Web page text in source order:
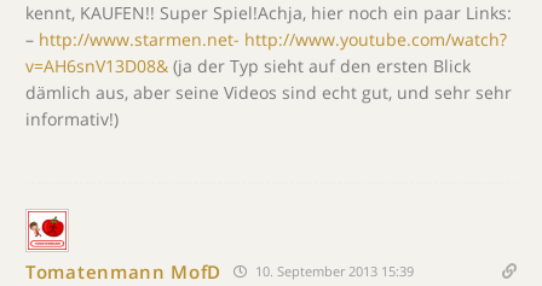
kennt, KAUFEN!! Super Spiel!Achja, hier noch ein paar Links:
– http://www.starmen.net- http://www.youtube.com/watch?
v=AH6snV13D08& (ja der Typ sieht auf den ersten Blick
dämlich aus, aber seine Videos sind echt gut, und sehr sehr
informativ!)
Tomatenmann MofD 10. September 2013 15:39